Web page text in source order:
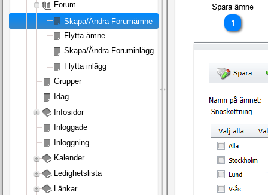
Forum
Skapa/Ändra Forumämne
Flytta ämne
Skapa/Ändra Foruminlägg
Flytta inlägg
Grupper
Idag
Infosidor
Inloggade
Inloggning
Kalender
Ledighetslista
Länkar